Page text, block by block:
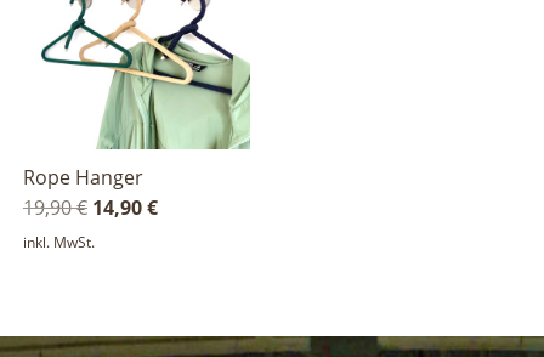
Rope Hanger
19,90€ Ursprünglicher
Preis
14,90€Aktueller
inkl. MwSt.